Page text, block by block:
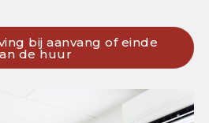
bij aanvang of einde
de huur